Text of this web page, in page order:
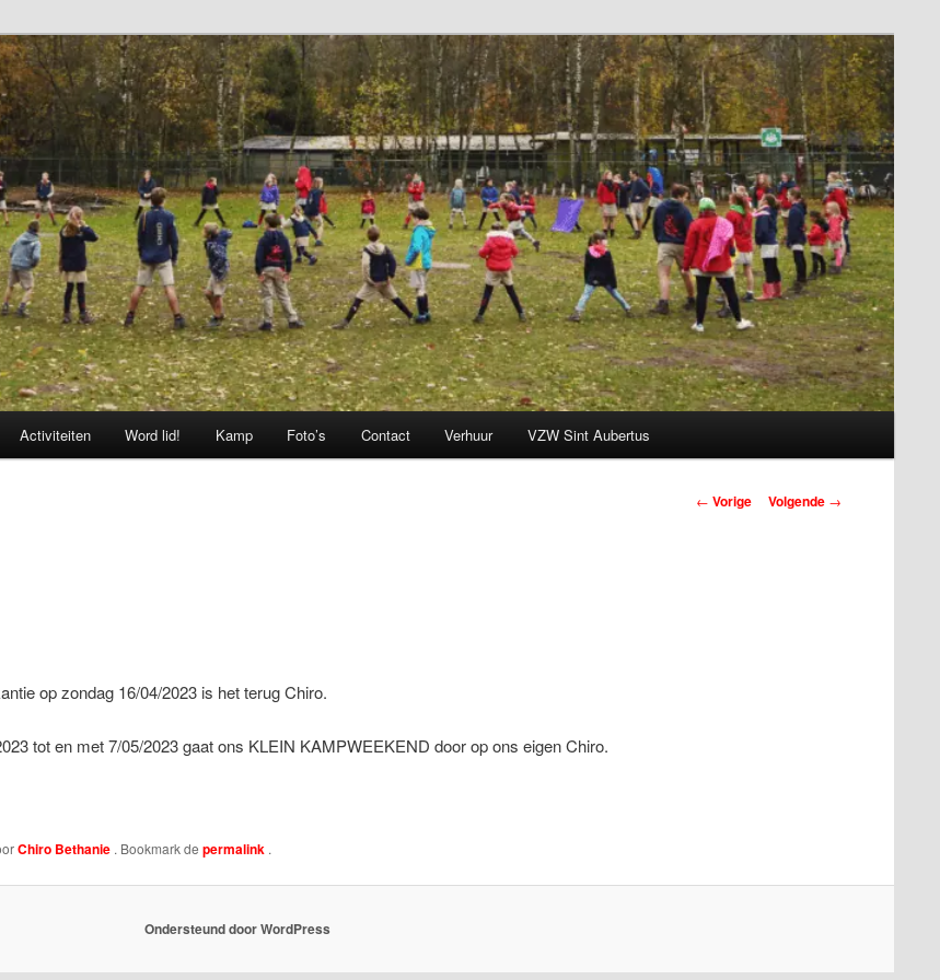
Activiteiten Word lid! Kamp Foto’s Contact Verhuur VZW Sint Aubertus
Berichtnavigatie
← Vorige Volgende →
op zondag 16/04/2023 is het terug Chiro.
tot en met 7/05/2023 gaat ons KLEIN KAMPWEEKEND door op ons eigen Chiro.
Chiro Bethanie . Bookmark de permalink .
Ondersteund door WordPress